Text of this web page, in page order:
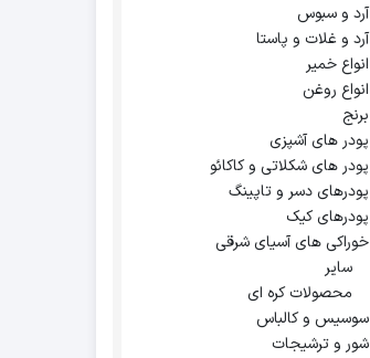
آرد و سبوس
آرد و غلات و پاستا
انواع خمیر
انواع روغن
برنج
پودر های آشپزی
پودر های شکلاتی و کاکائو
پودرهای دسر و تاپینگ
پودرهای کیک
خوراکی های آسیای شرقی
سایر
محصولات کره ای
سوسیس و کالباس
شور و ترشیجات